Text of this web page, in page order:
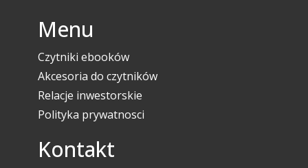
Menu
Czytniki ebooków
Akcesoria do czytników
Relacje inwestorskie
Polityka prywatnosci
Kontakt